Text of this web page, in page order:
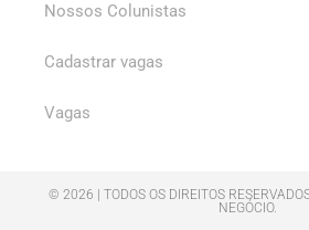
Nossos Colunistas
Cadastrar vagas
Vagas
© 2026 | TODOS OS DIREITOS
NEGÓCIO.